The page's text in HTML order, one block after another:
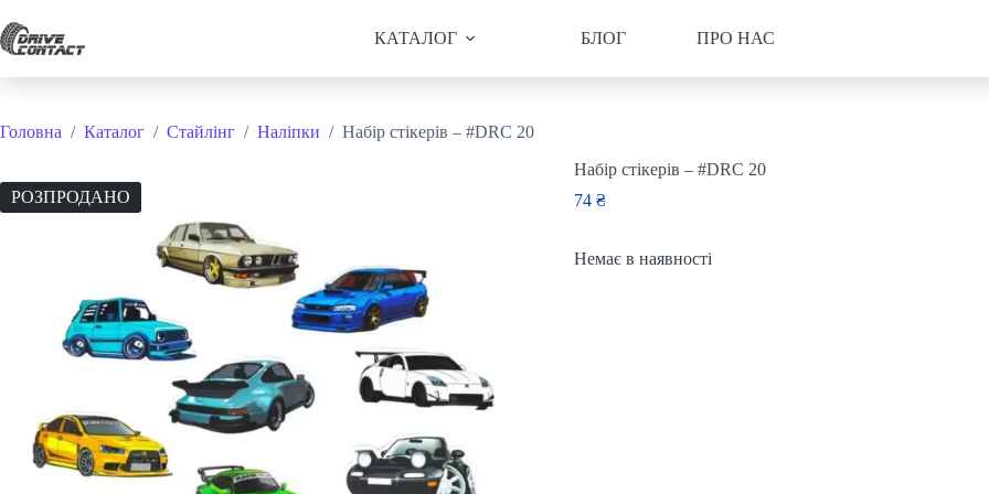
до
вмісту
КАТАЛОГ БЛОГ ПРО НАС
Головна / Каталог / Стайлінг / Наліпки / Набір стікерів – #DRC 20
РОЗПРОДАНО
Набір стікерів – #DRC 20
74 ₴
Немає в наявності